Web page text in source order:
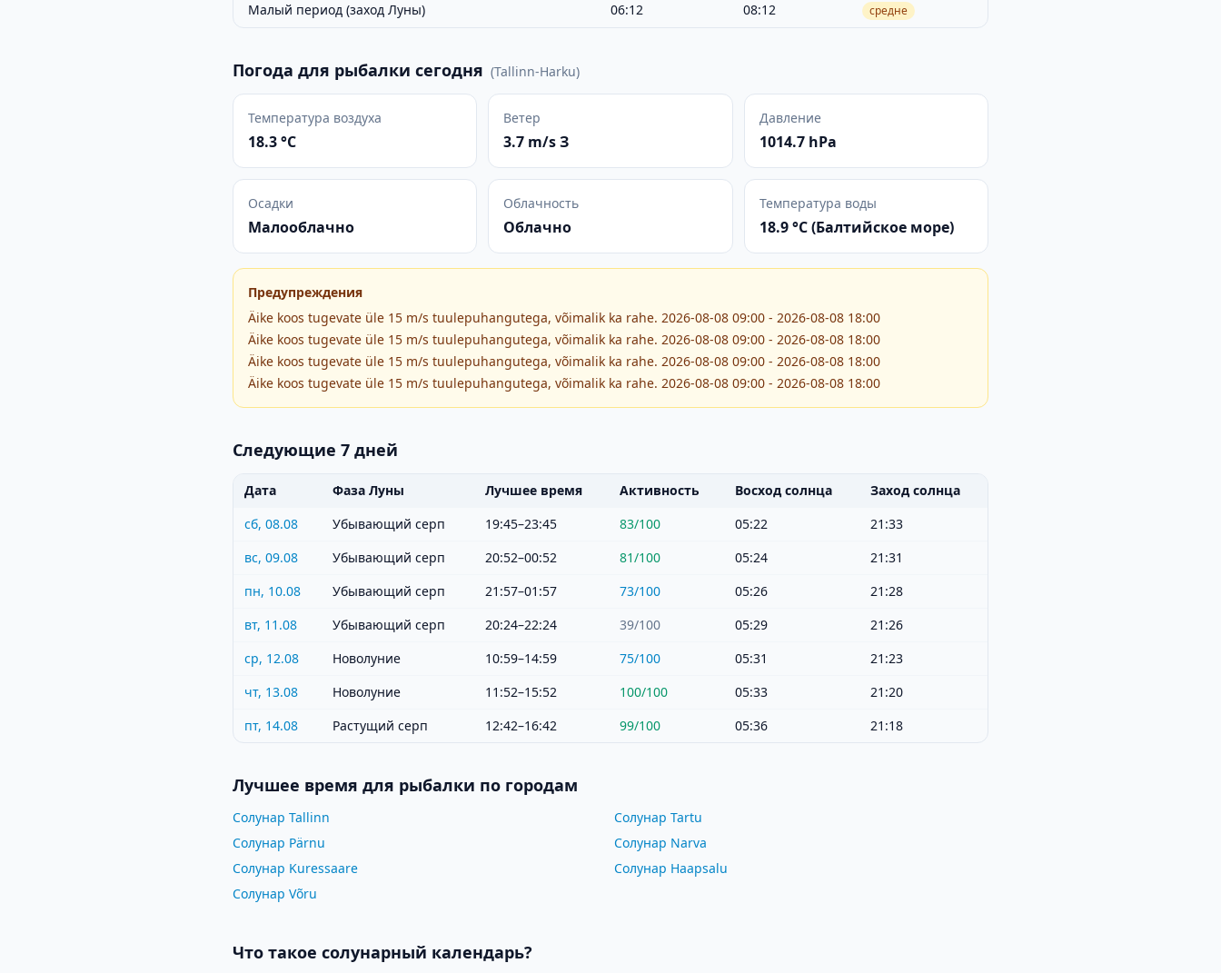
Малый период (заход Луны) 06:12 08:12 средне
Погода для рыбалки сегодня (Tallinn-Harku)
Температура воздуха
18.3 °C
Ветер
3.7 m/s З
Давление
1014.7 hPa
Осадки
Малооблачно
Облачность
Облачно
Температура воды
18.9 °C (Балтийское море)
Предупреждения
Äike koos tugevate üle 15 m/s tuulepuhangutega, võimalik ka rahe. 2026-08-08 09:00 - 2026-08-08 18:00
Äike koos tugevate üle 15 m/s tuulepuhangutega, võimalik ka rahe. 2026-08-08 09:00 - 2026-08-08 18:00
Äike koos tugevate üle 15 m/s tuulepuhangutega, võimalik ka rahe. 2026-08-08 09:00 - 2026-08-08 18:00
Äike koos tugevate üle 15 m/s tuulepuhangutega, võimalik ka rahe. 2026-08-08 09:00 - 2026-08-08 18:00
Следующие 7 дней
Дата Фаза Луны Лучшее время Активность Восход солнца
Заход солнца
сб, 08.08
Убывающий серп 19:45–23:45 83/100 05:22
21:33
вс, 09.08
Убывающий серп 20:52–00:52 81/100 05:24
21:31
пн, 10.08
Убывающий серп 21:57–01:57 73/100 05:26
21:28
вт, 11.08
Убывающий серп 20:24–22:24 39/100 05:29
21:26
ср, 12.08
Новолуние 10:59–14:59 75/100 05:31
21:23
чт, 13.08
Новолуние 11:52–15:52 100/100 05:33
21:20
пт, 14.08
Растущий серп 12:42–16:42 99/100 05:36 21:18
Лучшее время для рыбалки по городам
Солунар Tallinn
Солунар Tartu
Солунар Pärnu
Солунар Narva
Солунар Kuressaare
Солунар Haapsalu
Солунар Võru
Что такое солунарный календарь?